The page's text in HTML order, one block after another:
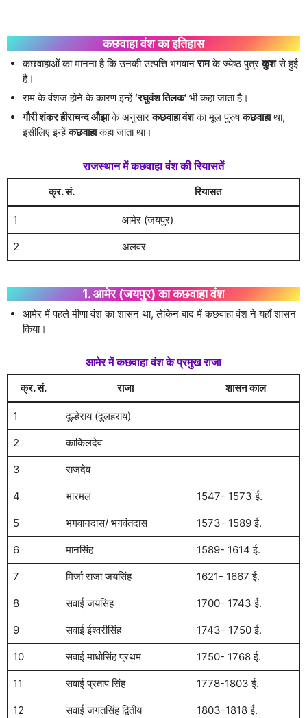
कछवाहा वंश का इतिहास
कछवाहाओं का मानना है कि उनकी उत्पत्ति भगवानरामके ज्येष्ठ पुत्रकुशसे हुई
है।
राम के वंशज होने के कारण इन्हें‘रघुवंश तिलक’भी कहा जाता है।
गौरी शंकर हीराचन्द औझाके अनुसारकछवाहा वंशका मूल पुरुषकछवाहाथा,
इसीलिए इन्हेंकछवाहाकहा जाता था।
राजस्थान में कछवाहा वंश की रियासतें
क्र. सं. रियासत
1 आमेर (जयपुर)
2 अलवर
1. आमेर (जयपुर) का कछवाहा वंश
आमेर में पहले मीणा वंश का शासन था, लेकिन बाद में कछवाहा वंश ने यहाँ शासन
किया।
आमेर में कछवाहा वंश के प्रमुख राजा
क्र. सं. राजा शासन काल
1 दुल्हेराय (दुलहराय)
2 काकिलदेव
3 राजदेव
4 भारमल 1547- 1573 ई.
5 भगवानदास/ भगवंतदास 1573- 1589 ई.
6 मानसिंह 1589- 1614 ई.
7 मिर्जा राजा जयसिंह 1621- 1667 ई.
8 सवाई जयसिंह 1700- 1743 ई.
9 सवाई ईश्वरीसिंह 1743- 1750 ई.
10 सवाई माधोसिंह प्रथम 1750- 1768 ई.
11 सवाई प्रताप सिंह 1778-1803 ई.
12 सवाई जगतसिंह द्वितीय 1803-1818 ई.